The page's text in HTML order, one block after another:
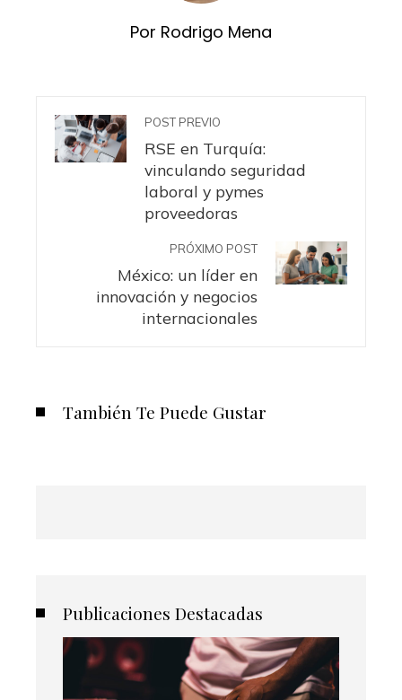
Por Rodrigo Mena
POST PREVIO
RSE en Turquía:
vinculando seguridad
laboral y pymes
proveedoras
PRÓXIMO POST
México: un líder en
innovación y negocios
internacionales
También Te Puede Gustar
Publicaciones Destacadas